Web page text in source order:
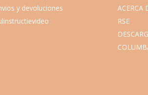
y devoluciones
ACERCA
RSE